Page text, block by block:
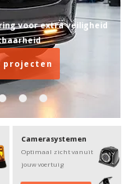
voor extra veiligheid
projecten
Camerasystemen
Optimaal zicht vanuit
jouw voertuig